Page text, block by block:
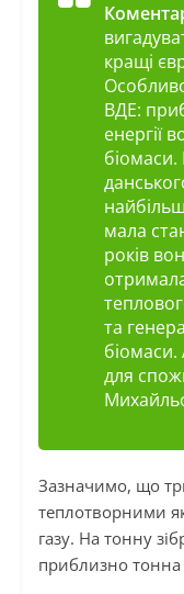
кращі
ВДЕ:
енергії
біомаси.
мала
років
та
для
Зазначимо, що
теплотворними
газу. На тонну
приблизно